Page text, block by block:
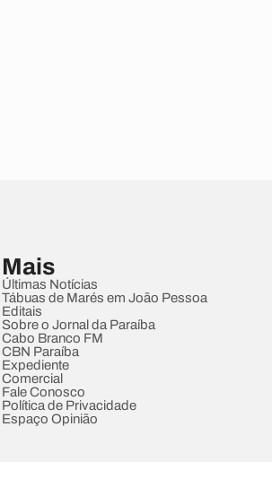
Mais
Últimas Notícias
Tábuas de Marés em João Pessoa
Editais
Sobre o Jornal da Paraíba
Cabo Branco FM
CBN Paraíba
Expediente
Comercial
Fale Conosco
Política de Privacidade
Espaço Opinião